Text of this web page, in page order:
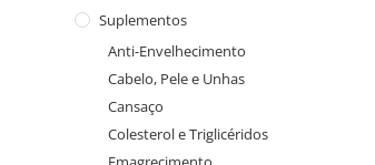
Suplementos
Anti-Envelhecimento
Cabelo, Pele e Unhas
Cansaço
Colesterol e Triglicéridos